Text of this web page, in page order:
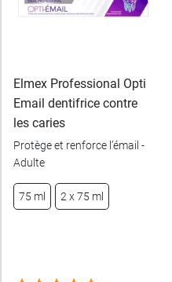
Elmex Professional Opti
Email dentifrice contre
les caries
Protège et renforce l’émail -
Adulte
75 ml 2 x 75 ml